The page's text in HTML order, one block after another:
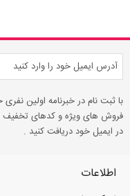
با ثبت نام در خبرنامه اولین
فروش های ویژه و کدهای تخفیف
در ایمیل خود دریافت کنید .
اطلاعات